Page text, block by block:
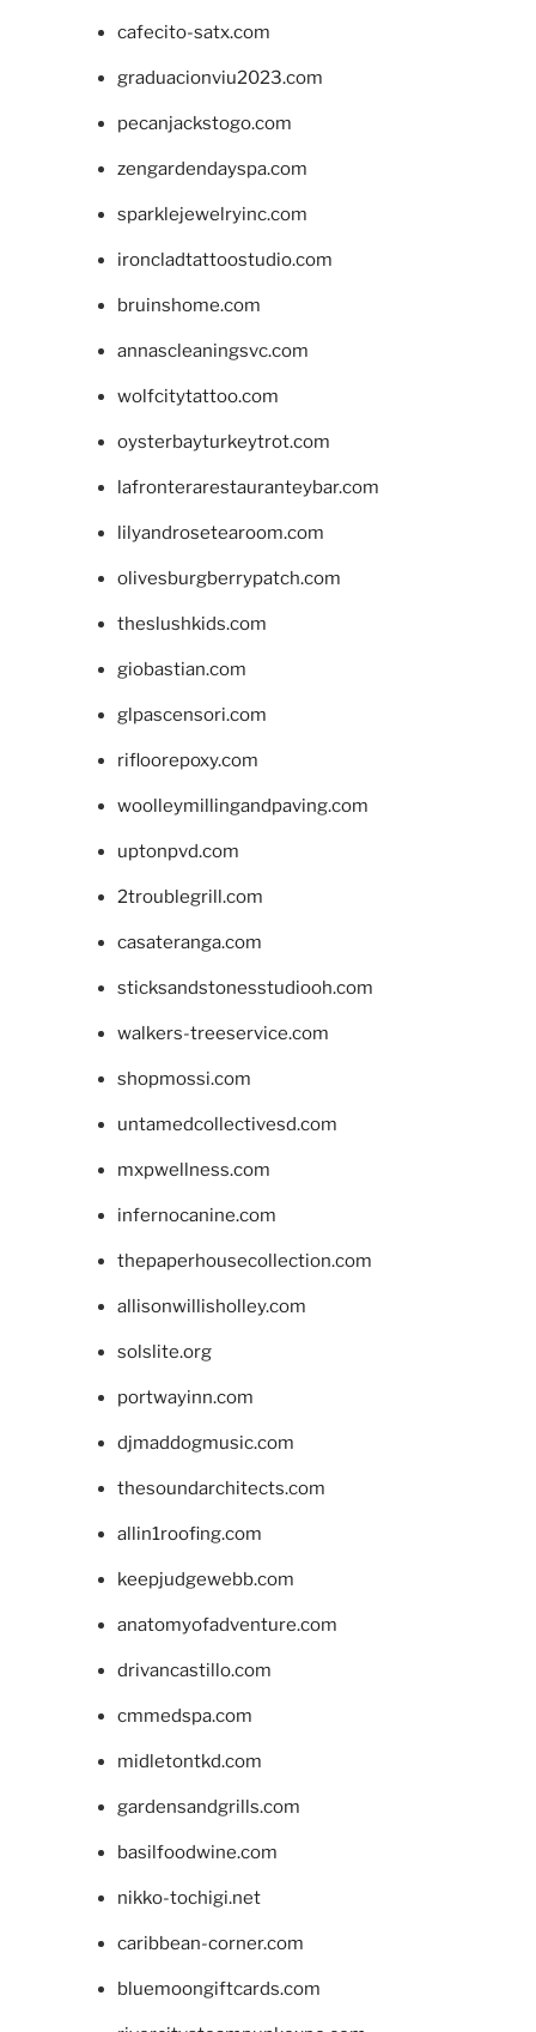
cafecito-satx.com
graduacionviu2023.com
pecanjackstogo.com
zengardendayspa.com
sparklejewelryinc.com
ironcladtattoostudio.com
bruinshome.com
annascleaningsvc.com
wolfcitytattoo.com
oysterbayturkeytrot.com
lafronterarestauranteybar.com
lilyandrosetearoom.com
olivesburgberrypatch.com
theslushkids.com
giobastian.com
glpascensori.com
rifloorepoxy.com
woolleymillingandpaving.com
uptonpvd.com
2troublegrill.com
casateranga.com
sticksandstonesstudiooh.com
walkers-treeservice.com
shopmossi.com
untamedcollectivesd.com
mxpwellness.com
infernocanine.com
thepaperhousecollection.com
allisonwillisholley.com
solslite.org
portwayinn.com
djmaddogmusic.com
thesoundarchitects.com
allin1roofing.com
keepjudgewebb.com
anatomyofadventure.com
drivancastillo.com
cmmedspa.com
midletontkd.com
gardensandgrills.com
basilfoodwine.com
nikko-tochigi.net
caribbean-corner.com
bluemoongiftcards.com